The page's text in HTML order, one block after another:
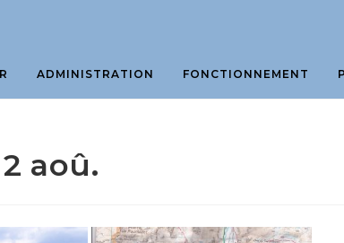
ADMINISTRATION FONCTIONNEMENT
aoû.